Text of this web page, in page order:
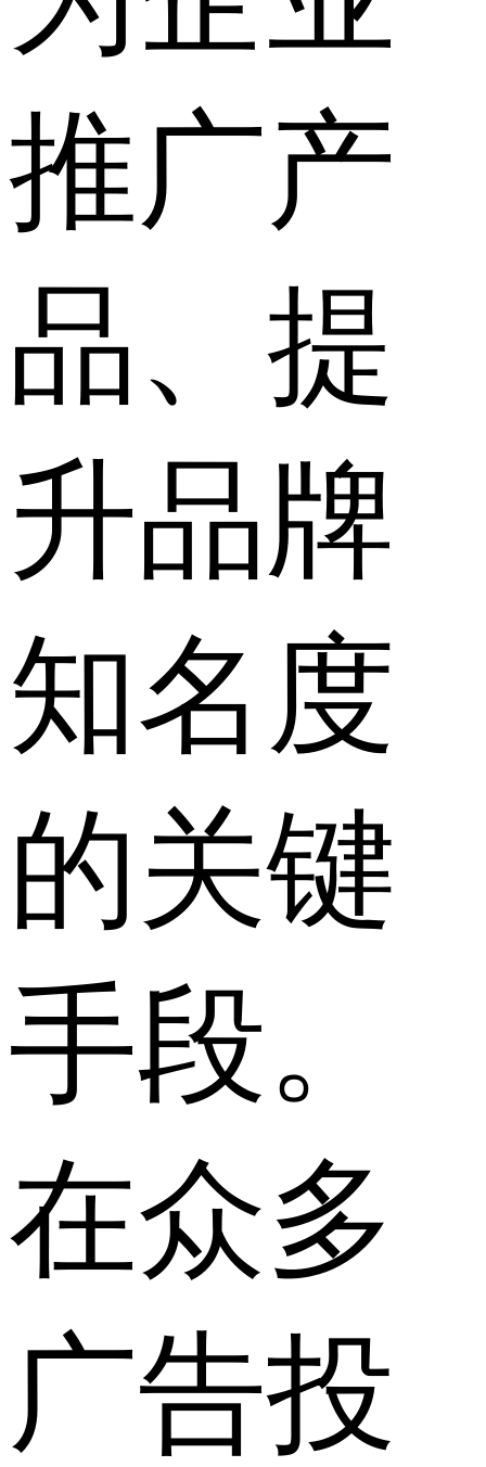
推广产
品、提
升品牌
知名度
的关键
手段。
在众多
广告投